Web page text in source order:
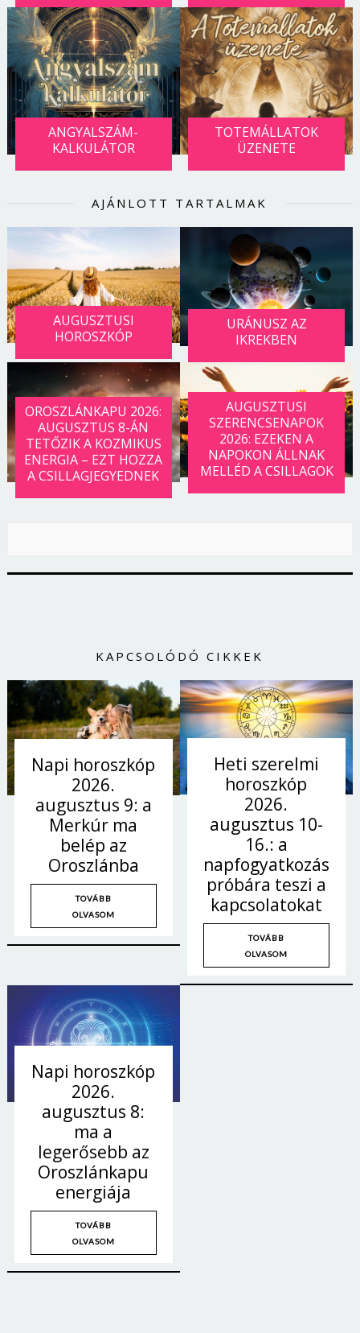
ANGYALSZÁM-
KALKULÁTOR
TOTEMÁLLATOK
ÜZENETE
AJÁNLOTT TARTALMAK
AUGUSZTUSI
HOROSZKÓP
URÁNUSZ AZ
IKREKBEN
OROSZLÁNKAPU 2026:
AUGUSZTUS 8-ÁN
TETŐZIK A KOZMIKUS
ENERGIA – EZT HOZZA
A CSILLAGJEGYEDNEK
AUGUSZTUSI
SZERENCSENAPOK
2026: EZEKEN A
NAPOKON ÁLLNAK
MELLÉD A CSILLAGOK
KAPCSOLÓDÓ CIKKEK
Napi horoszkóp
2026.
augusztus 9: a
Merkúr ma
belép az
Oroszlánba
TOVÁBB
OLVASOM
Heti szerelmi
horoszkóp
2026.
augusztus 10-
16.: a
napfogyatkozás
próbára teszi a
kapcsolatokat
TOVÁBB
OLVASOM
Napi horoszkóp
2026.
augusztus 8:
ma a
legerősebb az
Oroszlánkapu
energiája
TOVÁBB
OLVASOM
Jelszó
Mégse Bejelentkezés